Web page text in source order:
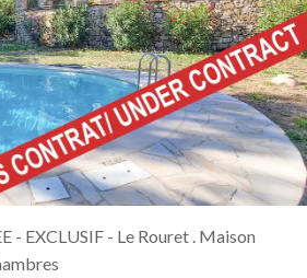
- EXCLUSIF - Le Rouret . Maison